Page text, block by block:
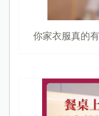
你家衣服真的